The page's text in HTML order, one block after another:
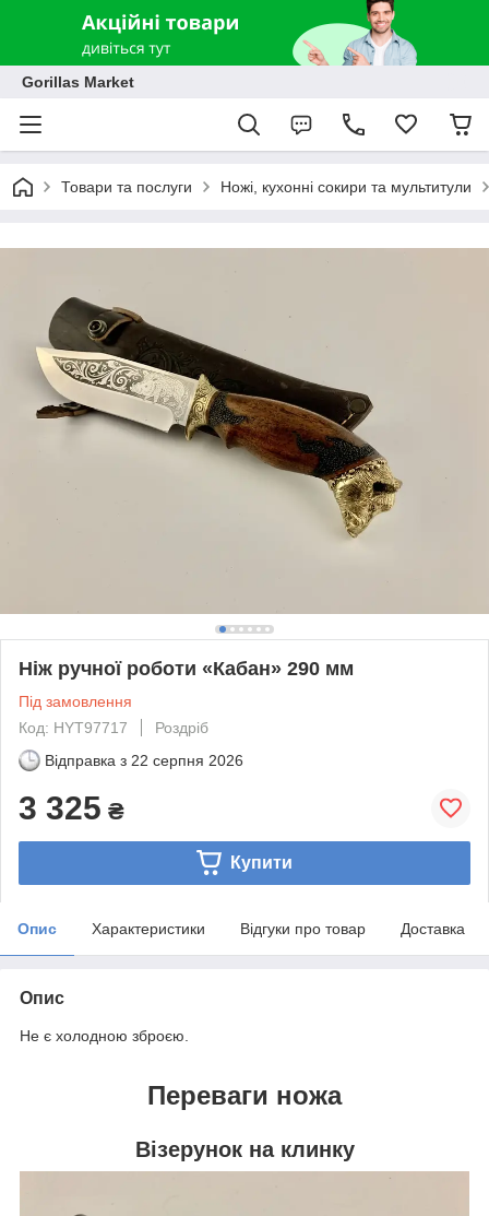
Gorillas Market
Товари та послуги Ножі, кухонні сокири та мультитули
Ніж ручної роботи «Кабан» 290 мм
Під замовлення
Код: HYT97717
Роздріб
Відправка з 22 серпня 2026
3 325 ₴
Купити
Опис Характеристики Відгуки про товар Доставка
Опис
Не є холодною зброєю.
Переваги ножа
Візерунок на клинку